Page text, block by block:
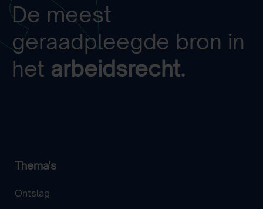
De meest
geraadpleegde bron in
het arbeidsrecht.
Thema's
Ontslag